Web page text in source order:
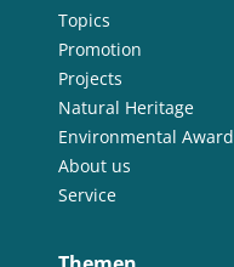
Topics
Promotion
Projects
Natural Heritage
Environmental Award
About us
Service